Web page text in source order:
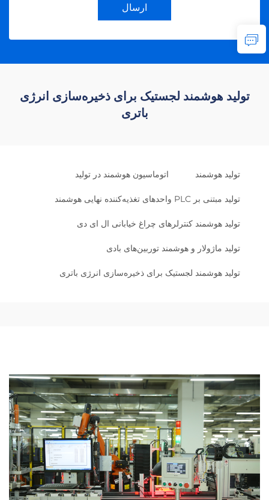
ارسال
تولید هوشمند لجستیک برای ذخیره‌سازی انرژی
باتری
تولید هوشمند اتوماسیون هوشمند در تولید
تولید مبتنی بر PLC واحدهای تغذیه‌کننده نهایی هوشمند
تولید هوشمند کنترلرهای چراغ خیابانی ال ای دی
تولید ماژولار و هوشمند توربین‌های بادی
تولید هوشمند لجستیک برای ذخیره‌سازی انرژی باتری